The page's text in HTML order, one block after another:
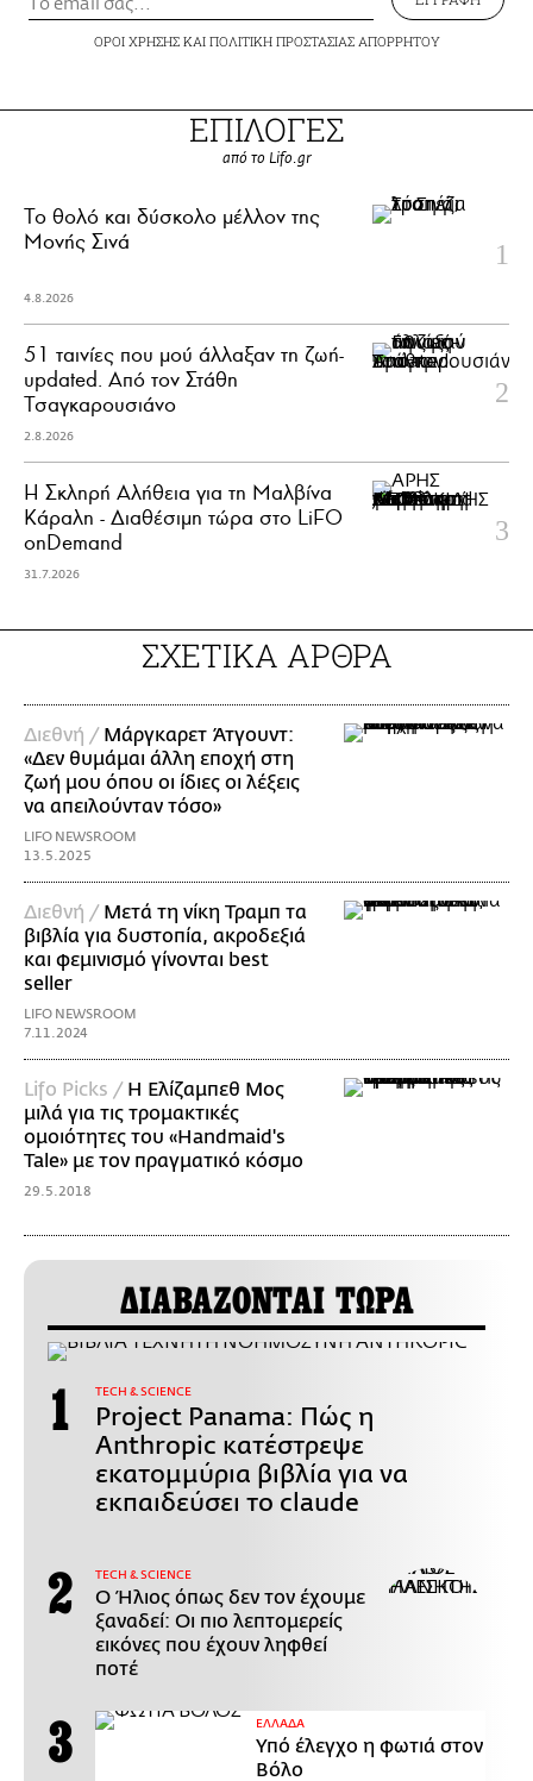
ΟΡΟΙ ΧΡΗΣΗΣΚΑΙ ΠΟΛΙΤΙΚΗ ΠΡΟΣΤΑΣΙΑΣ ΑΠΟΡΡΗΤΟΥ
ΕΠΙΛΟΓΕΣ
από το Lifo.gr
Το θολό και δύσκολο μέλλον της
Μονής Σινά
4.8.2026
51 ταινίες που μού άλλαξαν τη ζωή-
updated. Aπό τον Στάθη
Τσαγκαρουσιάνο
2.8.2026
Η Σκληρή Αλήθεια για τη Μαλβίνα
Κάραλη - Διαθέσιμη τώρα στo LiFO
onDemand
31.7.2026
ΣΧΕΤΙΚΑ ΑΡΘΡΑ
Διεθνή / Μάργκαρετ Άτγουντ:
«Δεν θυμάμαι άλλη εποχή στη
ζωή μου όπου οι ίδιες οι λέξεις
να απειλούνταν τόσο»
LIFO NEWSROOM
13.5.2025
Διεθνή / Mετά τη νίκη Τραμπ τα
βιβλία για δυστοπία, ακροδεξιά
και φεμινισμό γίνονται best
seller
LIFO NEWSROOM
7.11.2024
Lifo Picks / Η Ελίζαμπεθ Μος
μιλά για τις τρομακτικές
ομοιότητες του «Handmaid's
Tale» με τον πραγματικό κόσμο
29.5.2018
ΔΙΑΒΑΖΟΝΤΑΙ ΤΩΡΑ
ΤECH & SCIENCE
Project Panama: Πώς η
Anthropic κατέστρεψε
εκατομμύρια βιβλία για να
εκπαιδεύσει το claude
ΤECH & SCIENCE
Ο Ήλιος όπως δεν τον έχουμε
ξαναδεί: Οι πιο λεπτομερείς
εικόνες που έχουν ληφθεί
ποτέ
ΕΛΛΑΔΑ
Υπό έλεγχο η φωτιά στον
Βόλο